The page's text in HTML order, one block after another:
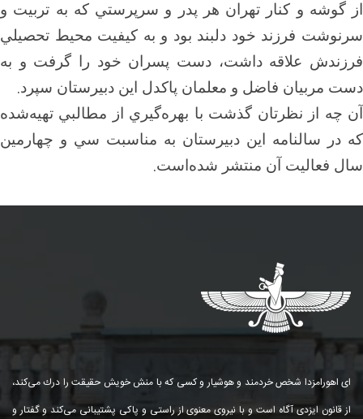
از گوشه و كنار تهران هر پدر و سرپرستي كه به تربيت و
سرنوشت فرزند خود دلبند بود و به كيفيت محيط تحصيلي
فرزندش علاقه داشت، دست پسران خود را گرفت و به
دست مربيان فاضل و معلمان پاكدل اين دبيرستان سپرد.
آن چه از نظرتان گذشت با بهره‌گيري از مطالبي تهيه‌شده
كه در سالنامه اين دبيرستان به مناسبت سي و چهارمين
سال فعاليت آن منتشر شده‌است.
ای اهورامزدا شخص خردمند و هوشیار و كسی كه با منش خویش حقیقت را درك می‌كند،
از قانون ایزدی آگاه است و با نیروی معنوی از راستی و پاكی پشتیبانی می‌كند و گفتار و